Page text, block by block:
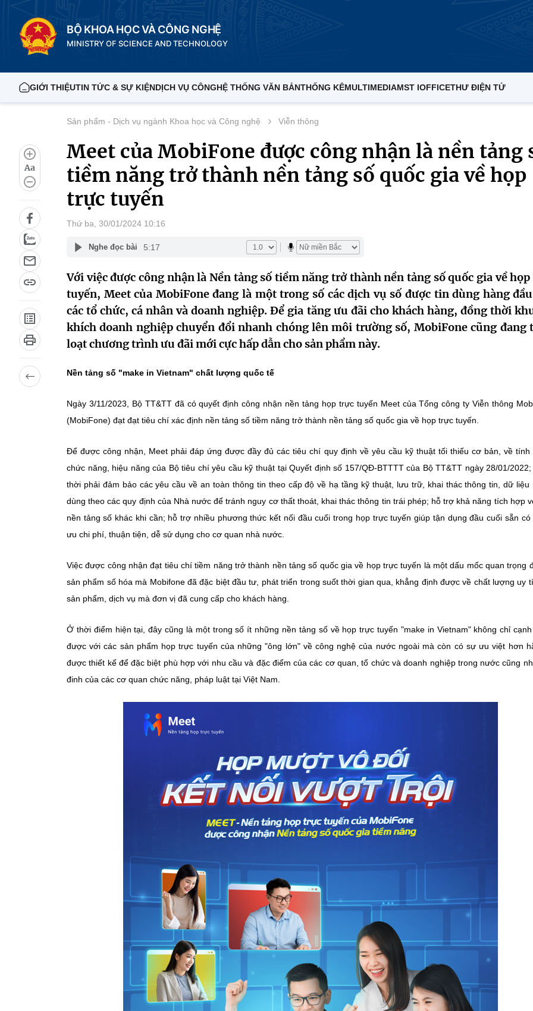
BỘ KHOA HỌC VÀ CÔNG NGHỆ
MINISTRY OF SCIENCE AND TECHNOLOGY
GIỚI THIỆUTIN TỨC & SỰ KIỆNDỊCH VỤ CÔNGHỆ THỐNG VĂN BẢNTHỐNG KÊMULTIMEDIAMST IOFFICETHƯ ĐIỆN TỬ
Aa
Sản phẩm - Dịch vụ ngành Khoa học và Công nghệ Viễn thông
Meet của MobiFone được công nhận là nền tảng
tiềm năng trở thành nền tảng số quốc gia về họp
trực tuyến
Thứ ba, 30/01/2024 10:16
Nghe đọc bài 5:17
Với việc được công nhận là Nền tảng số tiềm năng trở thành nền tảng số quốc gia về
tuyến, Meet của MobiFone đang là một trong số các dịch vụ số được tin dùng hàng
các tổ chức, cá nhân và doanh nghiệp. Để gia tăng ưu đãi cho khách hàng, đồng thời
khích doanh nghiệp chuyển đổi nhanh chóng lên môi trường số, MobiFone cũng đang
loạt chương trình ưu đãi mới cực hấp dẫn cho sản phẩm này.
Nền tảng số "make in Vietnam" chất lượng quốc tế
Ngày 3/11/2023, Bộ TT&TT đã có quyết định công nhận nền tảng họp trực tuyến Meet của Tổng công ty Viễn thông
(MobiFone) đạt đạt tiêu chí xác định nền tảng số tiềm năng trở thành nền tảng số quốc gia về họp trực tuyến.
Để được công nhận, Meet phải đáp ứng được đầy đủ các tiêu chí quy định về yêu cầu kỹ thuật tối thiểu cơ bản, về tính
chức năng, hiệu năng của Bộ tiêu chí yêu cầu kỹ thuật tại Quyết định số 157/QĐ-BTTTT của Bộ TT&TT ngày 28/01/
thời phải đảm bảo các yêu cầu về an toàn thông tin theo cấp độ về hạ tầng kỹ thuật, lưu trữ, khai thác thông tin, dữ liệu
dùng theo các quy định của Nhà nước để tránh nguy cơ thất thoát, khai thác thông tin trái phép; hỗ trợ khả năng tích hợp
nền tảng số khác khi cần; hỗ trợ nhiều phương thức kết nối đầu cuối trong họp trực tuyến giúp tận dụng đầu cuối sẵn có
ưu chi phí, thuận tiện, dễ sử dụng cho cơ quan nhà nước.
Việc được công nhận đạt tiêu chí tiềm năng trở thành nền tảng số quốc gia về họp trực tuyến là một dấu mốc quan trọng
sản phẩm số hóa mà Mobifone đã đặc biệt đầu tư, phát triển trong suốt thời gian qua, khẳng định được về chất lượng uy
sản phẩm, dịch vụ mà đơn vị đã cung cấp cho khách hàng.
Ở thời điểm hiện tại, đây cũng là một trong số ít những nền tảng số về họp trực tuyến "make in Vietnam" không chỉ
được với các sản phẩm họp trực tuyến của những "ông lớn" về công nghệ của nước ngoài mà còn có sự ưu việt hơn
được thiết kế để đặc biệt phù hợp với nhu cầu và đặc điểm của các cơ quan, tổ chức và doanh nghiệp trong nước cũng
đinh của các cơ quan chức năng, pháp luật tại Việt Nam.